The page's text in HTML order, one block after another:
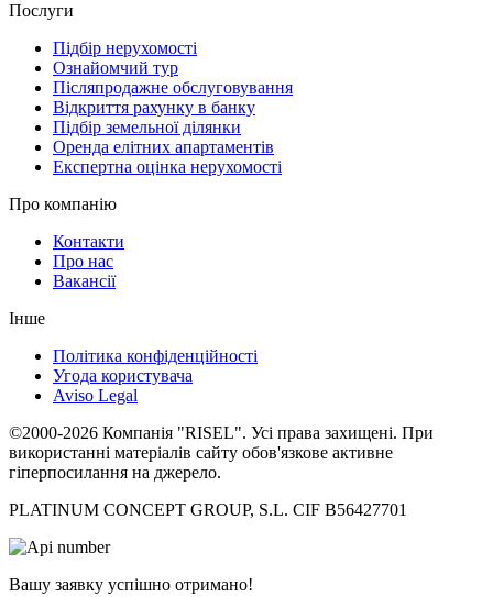
Послуги
Підбір нерухомості
Ознайомчий тур
Післяпродажне обслуговування
Відкриття рахунку в банку
Підбір земельної ділянки
Оренда елітних апартаментів
Експертна оцінка нерухомості
Про компанію
Контакти
Про нас
Вакансії
Інше
Політика конфіденційності
Угода користувача
Aviso Legal
©2000-2026 Компанія "RISEL". Усі права захищені. При
використанні матеріалів сайту обов'язкове активне
гіперпосилання на джерело.
PLATINUM CONCEPT GROUP, S.L. CIF B56427701
Вашу заявку успішно отримано!